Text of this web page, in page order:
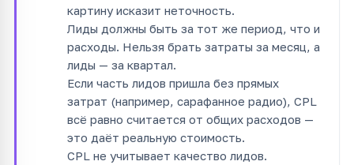
картину исказит неточность.
Лиды должны быть за тот же период, что и
расходы. Нельзя брать затраты за месяц, а
лиды — за квартал.
Если часть лидов пришла без прямых
затрат (например, сарафанное радио), CPL
всё равно считается от общих расходов —
это даёт реальную стоимость.
CPL не учитывает качество лидов.